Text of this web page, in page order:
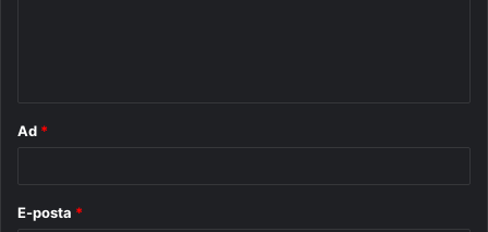
Ad *
E-posta *